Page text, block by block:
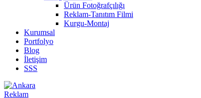
Ürün Fotoğrafçılığı
Reklam-Tanıtım Filmi
Kurgu-Montaj
Kurumsal
Portfolyo
Blog
İletişim
SSS